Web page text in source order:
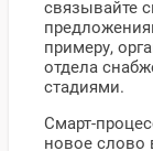
связывайте
примеру,
отдела
стадиями.
Смарт-
новое слово